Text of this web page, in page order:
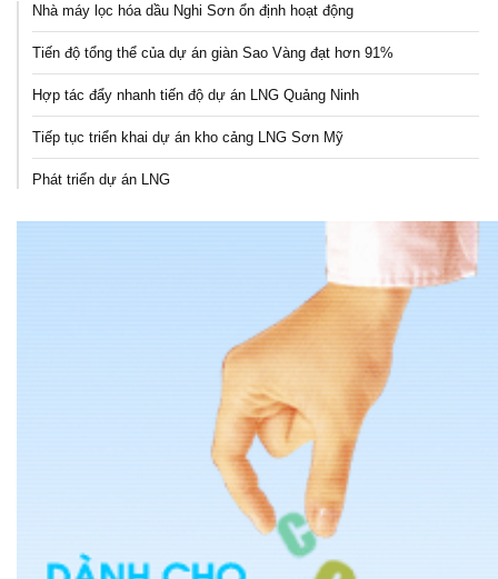
Nhà máy lọc hóa dầu Nghi Sơn ổn định hoạt động
Tiến độ tổng thể của dự án giàn Sao Vàng đạt hơn 91%
Hợp tác đẩy nhanh tiến độ dự án LNG Quảng Ninh
Tiếp tục triển khai dự án kho cảng LNG Sơn Mỹ
Phát triển dự án LNG